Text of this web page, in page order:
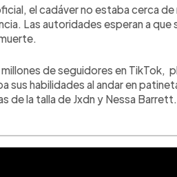
el cadáver no estaba cerca de
Las autoridades esperan a que
millones de seguidores en TikTok,
sus habilidades al andar en
de la talla de Jxdn y Nessa Barrett.